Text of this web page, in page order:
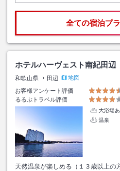
全ての宿泊プ
ホテルハーヴェスト南紀田辺
和歌山県 田辺
地図
お客様アンケート評価
るるぶトラベル評価
大浴場
温泉
天然温泉が楽しめる（１３歳以上の